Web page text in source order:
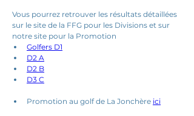
Vous pourrez retrouver les résultats détaillées
sur le site de la FFG pour les Divisions et sur
notre site pour la Promotion
Golfers D1
D2 A
D2 B
D3 C
Promotion au golf de La Jonchère ici